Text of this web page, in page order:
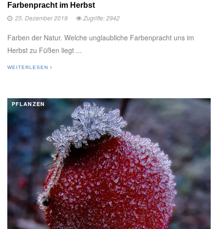
Farbenpracht im Herbst
25. Dezember 2019
Zugriffe: 2942
Farben der Natur. Welche unglaubliche Farbenpracht uns im
Herbst zu Füßen liegt ...
WEITERLESEN
PFLANZEN